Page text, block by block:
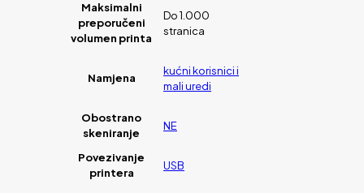
Maksimalni
preporučeni
volumen printa
Do 1.000
stranica
Namjena
kućni korisnici i
mali uredi
Obostrano
skeniranje
NE
Povezivanje
printera
USB